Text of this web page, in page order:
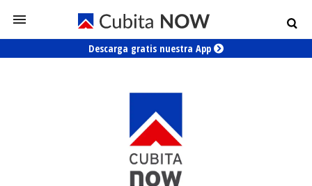
Descarga gratis nuestra App